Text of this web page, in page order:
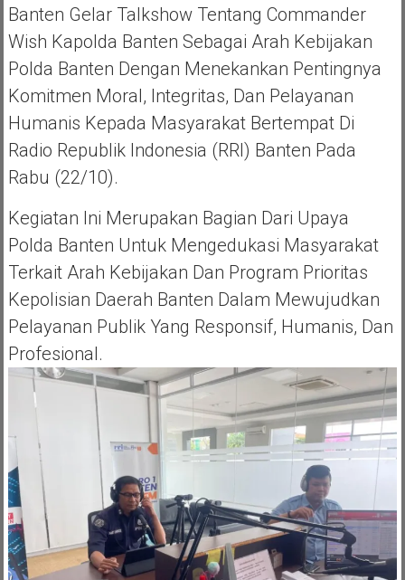
Banten Gelar Talkshow Tentang Commander
Wish Kapolda Banten Sebagai Arah Kebijakan
Polda Banten Dengan Menekankan Pentingnya
Komitmen Moral, Integritas, Dan Pelayanan
Humanis Kepada Masyarakat Bertempat Di
Radio Republik Indonesia (RRI) Banten Pada
Rabu (22/10).
Kegiatan Ini Merupakan Bagian Dari Upaya
Polda Banten Untuk Mengedukasi Masyarakat
Terkait Arah Kebijakan Dan Program Prioritas
Kepolisian Daerah Banten Dalam Mewujudkan
Pelayanan Publik Yang Responsif, Humanis, Dan
Profesional.